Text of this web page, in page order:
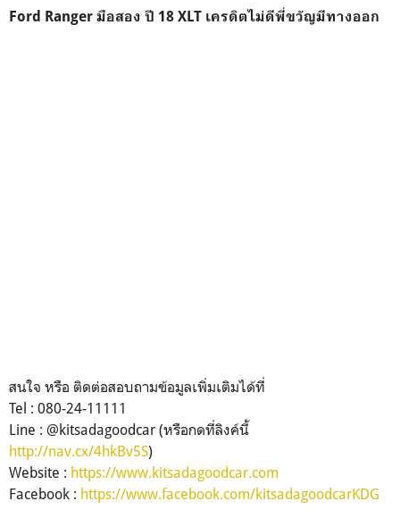
Ford Ranger มือสอง ปี 18 XLT เครดิตไม่ดีพี่ขวัญมีทางออก
สนใจ หรือ ติดต่อสอบถามข้อมูลเพิ่มเติมได้ที่
Tel : 080-24-11111
Line : @kitsadagoodcar (หรือกดที่ลิงค์นี้
http://nav.cx/4hkBv5S)
Website : https://www.kitsadagoodcar.com
Facebook : https://www.facebook.com/kitsadagoodcarKDG